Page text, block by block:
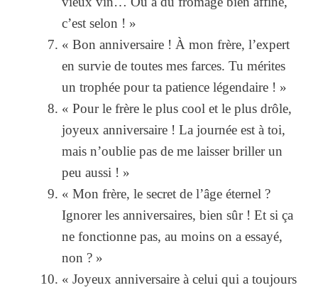
c’est selon ! »
« Bon anniversaire ! À mon frère, l’expert
en survie de toutes mes farces. Tu mérites
un trophée pour ta patience légendaire ! »
« Pour le frère le plus cool et le plus drôle,
joyeux anniversaire ! La journée est à toi,
mais n’oublie pas de me laisser briller un
peu aussi ! »
« Mon frère, le secret de l’âge éternel ?
Ignorer les anniversaires, bien sûr ! Et si ça
ne fonctionne pas, au moins on a essayé,
non ? »
« Joyeux anniversaire à celui qui a toujours